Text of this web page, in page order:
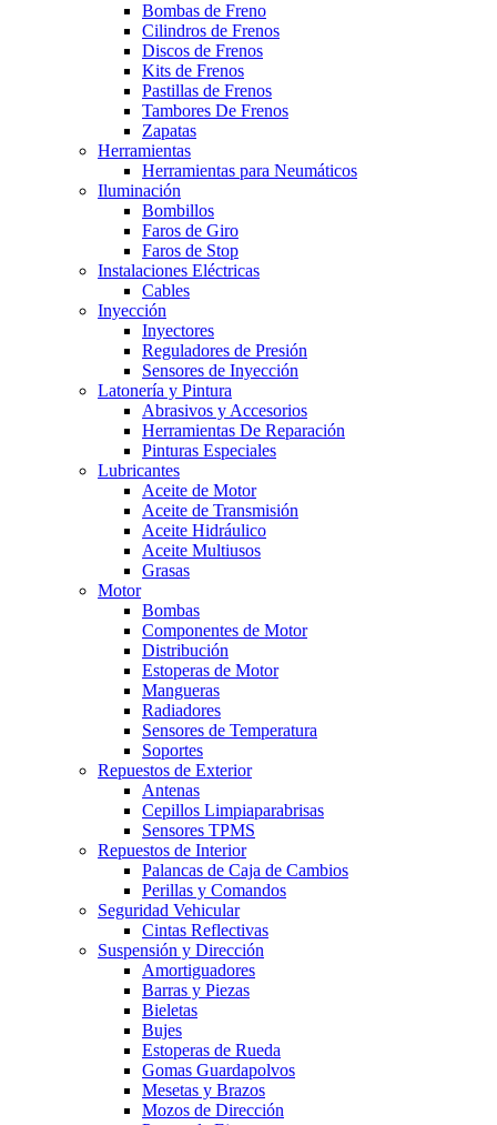
Bombas de Freno
Cilindros de Frenos
Discos de Frenos
Kits de Frenos
Pastillas de Frenos
Tambores De Frenos
Zapatas
Herramientas
Herramientas para Neumáticos
Iluminación
Bombillos
Faros de Giro
Faros de Stop
Instalaciones Eléctricas
Cables
Inyección
Inyectores
Reguladores de Presión
Sensores de Inyección
Latonería y Pintura
Abrasivos y Accesorios
Herramientas De Reparación
Pinturas Especiales
Lubricantes
Aceite de Motor
Aceite de Transmisión
Aceite Hidráulico
Aceite Multiusos
Grasas
Motor
Bombas
Componentes de Motor
Distribución
Estoperas de Motor
Mangueras
Radiadores
Sensores de Temperatura
Soportes
Repuestos de Exterior
Antenas
Cepillos Limpiaparabrisas
Sensores TPMS
Repuestos de Interior
Palancas de Caja de Cambios
Perillas y Comandos
Seguridad Vehicular
Cintas Reflectivas
Suspensión y Dirección
Amortiguadores
Barras y Piezas
Bieletas
Bujes
Estoperas de Rueda
Gomas Guardapolvos
Mesetas y Brazos
Mozos de Dirección